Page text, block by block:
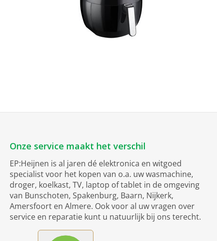
Onze service maakt het verschil
EP:Heijnen is al jaren dé elektronica en witgoed
specialist voor het kopen van o.a. uw wasmachine,
droger, koelkast, TV, laptop of tablet in de omgeving
van Bunschoten, Spakenburg, Baarn, Nijkerk,
Amersfoort en Almere. Ook voor al uw vragen over
service en reparatie kunt u natuurlijk bij ons terecht.